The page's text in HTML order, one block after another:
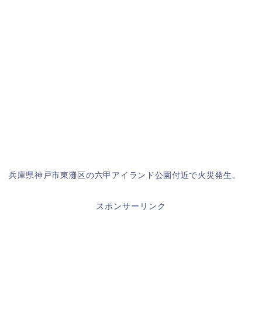
兵庫県神戸市東灘区の六甲アイランド公園付近で火災発生。
スポンサーリンク